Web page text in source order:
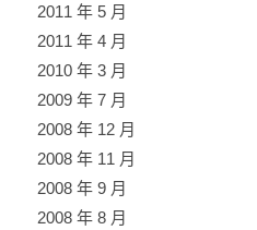
2011 年 5 月
2011 年 4 月
2010 年 3 月
2009 年 7 月
2008 年 12 月
2008 年 11 月
2008 年 9 月
2008 年 8 月